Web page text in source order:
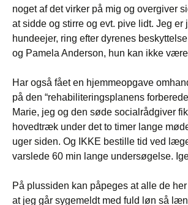
noget af det virker på mig og overgiver
at sidde og stirre og evt. pive lidt. Jeg er
hundeejer, ring efter dyrenes
og Pamela Anderson, hun kan ikke
Har også fået en hjemmeopgave
på den “rehabiliteringsplanens
Marie, jeg og den søde socialrådgiver
hovedtræk under det to timer lange
uger siden. Og IKKE bestille tid ved
varslede 60 min lange undersøgelse.
På plussiden kan påpeges at alle de
at jeg går sygemeldt med fuld løn så